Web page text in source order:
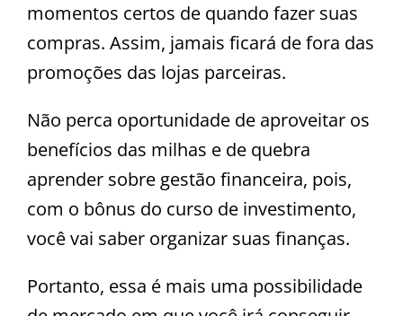
momentos certos de quando fazer suas
compras. Assim, jamais ficará de fora das
promoções das lojas parceiras.
Não perca oportunidade de aproveitar os
benefícios das milhas e de quebra
aprender sobre gestão financeira, pois,
com o bônus do curso de investimento,
você vai saber organizar suas finanças.
Portanto, essa é mais uma possibilidade